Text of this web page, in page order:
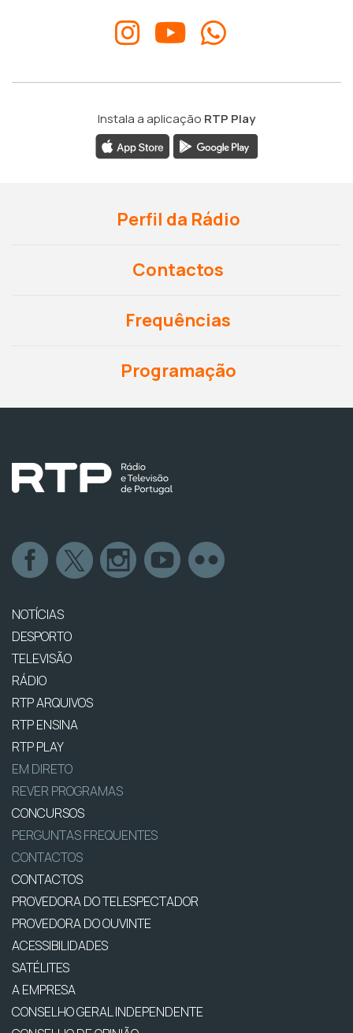
Instala a aplicação RTP Play
Perfil da Rádio
Contactos
Frequências
Programação
NOTÍCIAS
DESPORTO
TELEVISÃO
RÁDIO
RTP ARQUIVOS
RTP ENSINA
RTP PLAY
EM DIRETO
REVER PROGRAMAS
CONCURSOS
PERGUNTAS FREQUENTES
CONTACTOS
CONTACTOS
PROVEDORA DO TELESPECTADOR
PROVEDORA DO OUVINTE
ACESSIBILIDADES
SATÉLITES
A EMPRESA
CONSELHO GERAL INDEPENDENTE